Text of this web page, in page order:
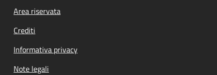
Footer menu
Area riservata
Crediti
Informativa privacy
Note legali